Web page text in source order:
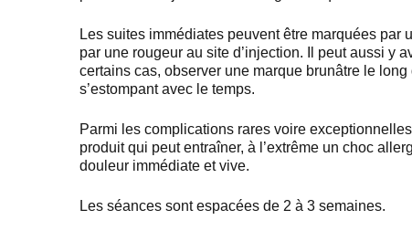
Les suites immédiates peuvent être marquées par
par une rougeur au site d’injection. Il peut aussi y
certains cas, observer une marque brunâtre le
s’estompant avec le temps.
Parmi les complications rares voire
produit qui peut entraîner, à l’extrême un choc
douleur immédiate et vive.
Les séances sont espacées de 2 à 3 semaines.